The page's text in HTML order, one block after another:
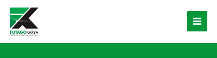
Skip to content